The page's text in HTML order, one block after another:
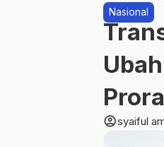
Nasional
account_circlesyaiful